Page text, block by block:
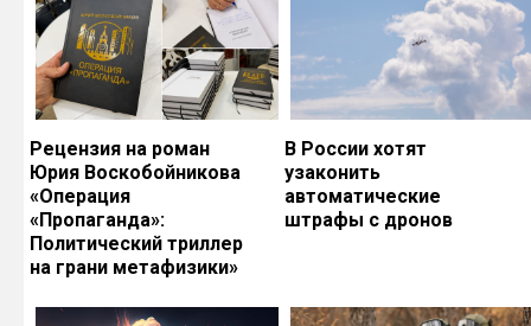
Рецензия на роман
Юрия Воскобойникова
«Операция
«Пропаганда»:
Политический триллер
на грани метафизики»
В России хотят
узаконить
автоматические
штрафы с дронов